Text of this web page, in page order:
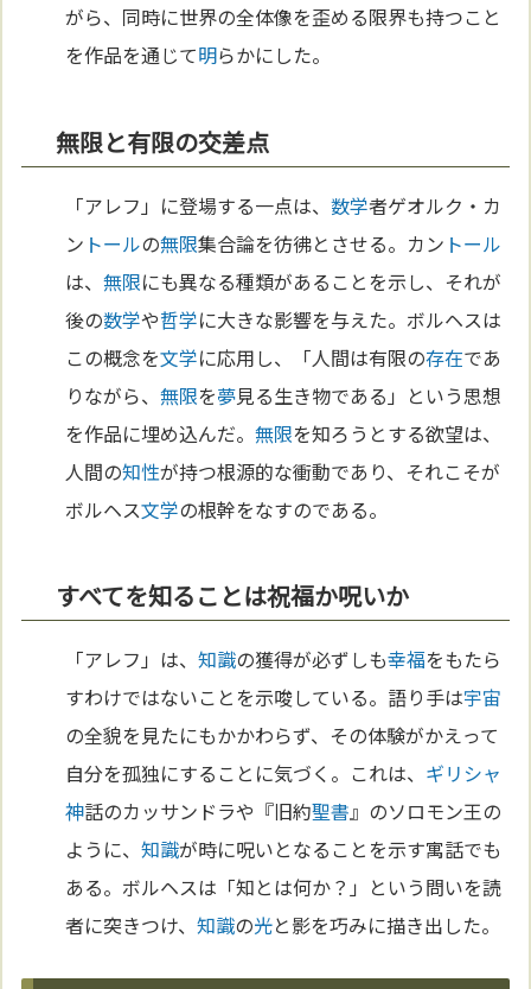
がら、同時に世界の全体像を歪める限界も持つこと
を作品を通じて明らかにした。
無限と有限の交差点
「アレフ」に登場する一点は、数学者ゲオルク・カ
ン トールの無限集合論を彷彿とさせる。カン トール
は、無限にも異なる種類があることを示し、それが
後の数学や哲学に大きな影響を与えた。ボルヘスは
この概念を文学に応用し、「人間は有限の存在であ
りながら、無限を夢見る生き物である」という思想
を作品に埋め込んだ。無限を知ろうとする欲望は、
人間の知性が持つ根源的な衝動であり、それこそが
ボルヘス文学の根幹をなすのである。
すべてを知ることは祝福か呪いか
「アレフ」は、知識の獲得が必ずしも幸福をもたら
すわけではないことを示唆している。語り手は宇宙
の全貌を見たにもかかわらず、その体験がかえって
自分を孤独にすることに気づく。これは、 ギリシャ
神話のカッサンドラや『旧約聖書』のソロモン王の
ように、知識が時に呪いとなることを示す寓話でも
ある。ボルヘスは「知とは何か？」という問いを読
者に突きつけ、知識の光と影を巧みに描き出した。